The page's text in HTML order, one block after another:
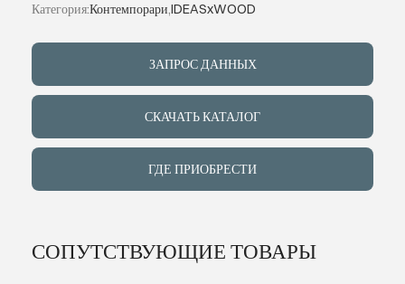
Категория:Контемпорари,IDEASxWOOD
ЗАПРОС ДАННЫХ
СКАЧАТЬ КАТАЛОГ
ГДЕ ПРИОБРЕСТИ
СОПУТСТВУЮЩИЕ ТОВАРЫ